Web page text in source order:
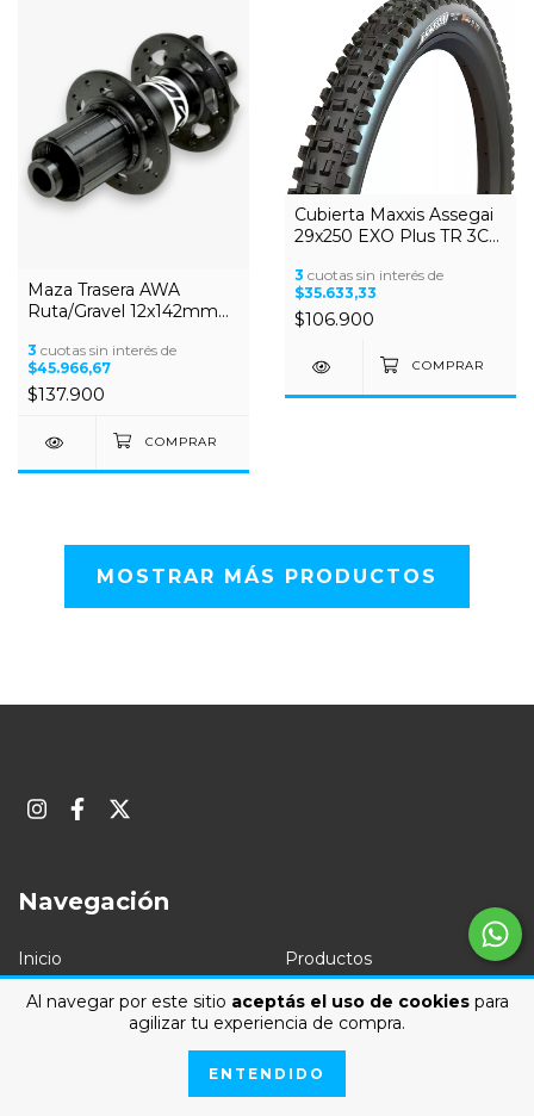
Al navegar por este sitio aceptás el uso de cookiespara
agilizar tu experiencia de compra.
ENTENDIDO
Maza Trasera AWA
Ruta/Gravel 12x142mm
Rulemanes Sellados
Quad
3 cuotas sin interés de
$45.966,67
$137.900
Cubierta Maxxis Assegai
29x250 EXO Plus TR 3C
3 cuotas sin interés de
$35.633,33
$106.900
MOSTRAR MÁS PRODUCTOS
Navegación
Inicio Productos
Contacto Cómo Comprar
DIA DEL NIÑO
Términos y Condiciones